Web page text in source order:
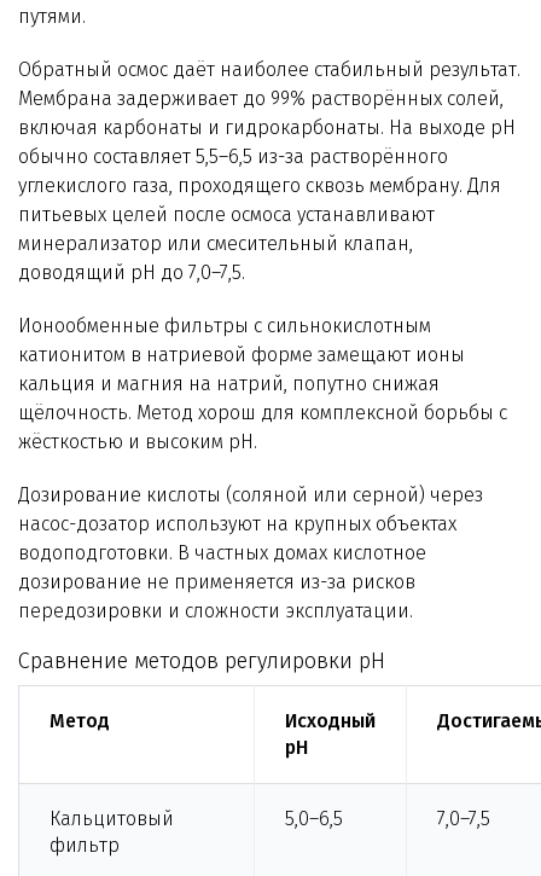
путями.
Обратный осмос даёт наиболее стабильный результат.
Мембрана задерживает до 99% растворённых солей,
включая карбонаты и гидрокарбонаты. На выходе pH
обычно составляет 5,5–6,5 из-за растворённого
углекислого газа, проходящего сквозь мембрану. Для
питьевых целей после осмоса устанавливают
минерализатор или смесительный клапан,
доводящий pH до 7,0–7,5.
Ионообменные фильтры с сильнокислотным
катионитом в натриевой форме замещают ионы
кальция и магния на натрий, попутно снижая
щёлочность. Метод хорош для комплексной борьбы с
жёсткостью и высоким pH.
Дозирование кислоты (соляной или серной) через
насос-дозатор используют на крупных объектах
водоподготовки. В частных домах кислотное
дозирование не применяется из-за рисков
передозировки и сложности эксплуатации.
Сравнение методов регулировки pH
Метод
Исходный
pH
Кальцитовый
фильтр
5,0–6,5 7,0–7,5